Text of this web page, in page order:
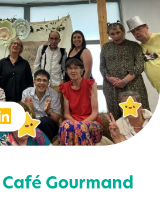
Gourmand